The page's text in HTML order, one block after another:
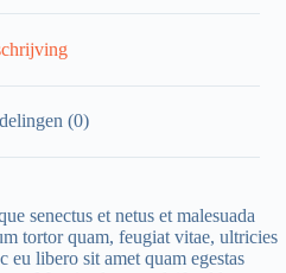
(0)
senectus et netus et malesuada
tortor quam, feugiat vitae, ultricies
eu libero sit amet quam egestas